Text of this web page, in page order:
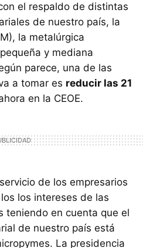
el respaldo de distintas
de nuestro país, la
la metalúrgica
y mediana
parece, una de las
a tomar es reducir las 21
en la CEOE.
de los empresarios
los intereses de las
teniendo en cuenta que el
de nuestro país está
La presidencia